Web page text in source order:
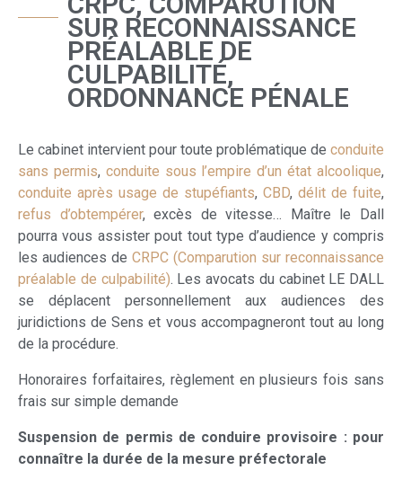
SUR RECONNAISSANCE
PRÉALABLE DE
CULPABILITÉ,
ORDONNANCE PÉNALE
Le cabinet intervient pour toute problématique de conduite
sans permis, conduite sous l’empire d’un état alcoolique,
conduite après usage de stupéfiants, CBD, délit de fuite,
refus d’obtempérer, excès de vitesse… Maître le Dall
pourra vous assister pout tout type d’audience y compris
les audiences de CRPC (Comparution sur reconnaissance
préalable de culpabilité). Les avocats du cabinet LE DALL
se déplacent personnellement aux audiences des
juridictions de Sens et vous accompagneront tout au long
de la procédure.
Honoraires forfaitaires, règlement en plusieurs fois sans
frais sur simple demande
Suspension de permis de conduire provisoire : pour
connaître la durée de la mesure préfectorale